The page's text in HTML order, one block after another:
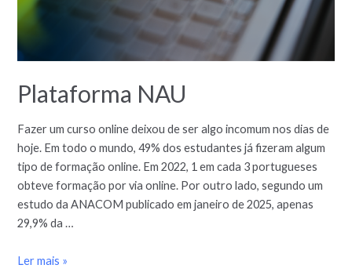
Plataforma NAU
Fazer um curso online deixou de ser algo incomum nos dias de
hoje. Em todo o mundo, 49% dos estudantes já fizeram algum
tipo de formação online. Em 2022, 1 em cada 3 portugueses
obteve formação por via online. Por outro lado, segundo um
estudo da ANACOM publicado em janeiro de 2025, apenas
29,9% da …
Ler mais »